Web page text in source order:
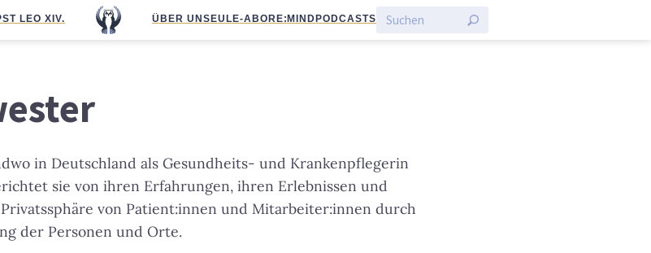
LEO XIV. ÜBER UNS EULE-ABO RE:MIND PODCASTS
in Deutschland als Gesundheits- und Krankenpflegerin
sie von ihren Erfahrungen, ihren Erlebnissen und
von Patient:innen und Mitarbeiter:innen durch
der Personen und Orte.